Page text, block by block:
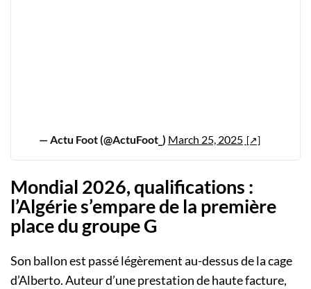
— Actu Foot (@ActuFoot_) March 25, 2025
Mondial 2026, qualifications :
l’Algérie s’empare de la première
place du groupe G
Son ballon est passé légèrement au-dessus de la cage
d’Alberto. Auteur d’une prestation de haute facture,